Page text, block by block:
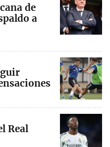
de
a
Real